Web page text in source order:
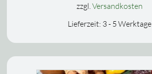
zzgl.Versandkosten
Lieferzeit: 3 - 5 Werktage